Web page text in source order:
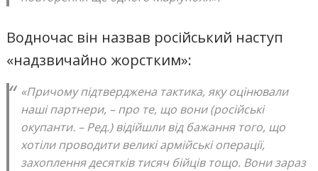
Водночас він назвав російський наступ
«надзвичайно жорстким»:
«Причому підтверджена тактика, яку оцінювали
наші партнери, – про те, що вони (російські
окупанти. – Ред.) відійшли від бажання того, що
хотіли проводити великі армійські операції,
захоплення десятків тисяч бійців тощо. Вони зараз